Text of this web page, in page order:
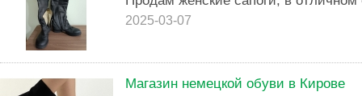
2025-03-07
Магазин немецкой обуви в Кирове